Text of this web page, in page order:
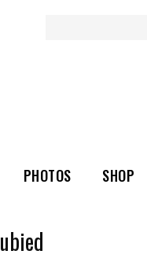
PHOTOS SHOP